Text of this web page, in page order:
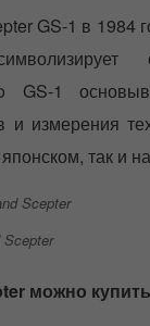
GS-1 в 1984
GS-1
и измерения
так и
Scepter
можно